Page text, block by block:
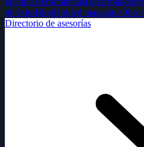
de éxitoBlogHolded magazine
Directorio de asesorías